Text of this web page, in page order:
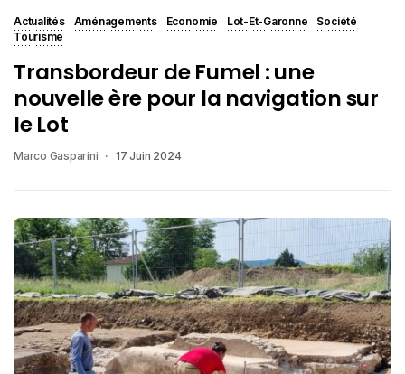
Actualités Aménagements Economie Lot-Et-Garonne
Société
Tourisme
Transbordeur de Fumel : une
nouvelle ère pour la navigation sur
le Lot
Marco Gasparini 17 Juin 2024